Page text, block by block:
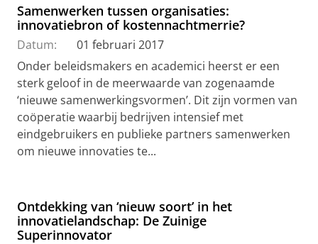
Samenwerken tussen organisaties:
innovatiebron of kostennachtmerrie?
Datum:
01 februari 2017
Onder beleidsmakers en academici heerst er een
sterk geloof in de meerwaarde van zogenaamde
‘nieuwe samenwerkingsvormen’. Dit zijn vormen van
coöperatie waarbij bedrijven intensief met
eindgebruikers en publieke partners samenwerken
om nieuwe innovaties te...
Ontdekking van ‘nieuw soort’ in het
innovatielandschap: De Zuinige
Superinnovator